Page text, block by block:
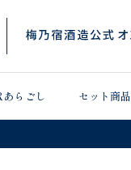
らごし セット商品